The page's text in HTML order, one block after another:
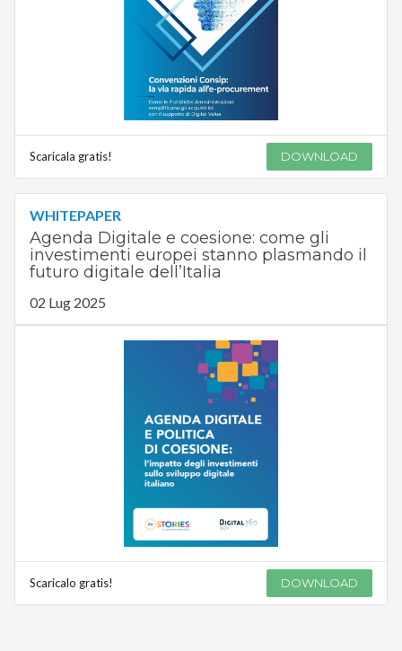
Scaricala gratis! DOWNLOAD
WHITEPAPER
Agenda Digitale e coesione: come gli
investimenti europei stanno plasmando il
futuro digitale dell’Italia
02 Lug 2025
Scaricalo gratis! DOWNLOAD